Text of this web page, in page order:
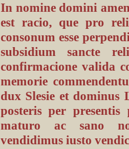
In nomine domini
est racio, que pro
consonum esse
subsidium sancte
confirmacione valida
memorie
dux Slesie et dominus
posteris per
maturo ac sano
vendidimus iusto